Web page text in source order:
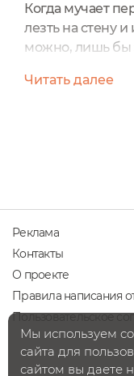
Когда мучает
лезть на стену
можно, лишь бы
тому же, хочется
Читать далее
Реклама
Контакты
О проекте
Правила написания
Пользовательское
Мы используем
сайта для
сайтом вы даете